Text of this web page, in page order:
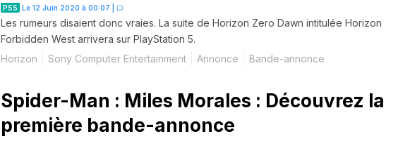
première bande-annonce
PS5 Le 12 Juin 2020 à 00:07
Les rumeurs disaient donc vraies. La suite de Horizon Zero Dawn intitulée Horizon
Forbidden West arrivera sur PlayStation 5.
Horizon
Sony Computer Entertainment Annonce Bande-annonce
Spider-Man : Miles Morales : Découvrez la
première bande-annonce